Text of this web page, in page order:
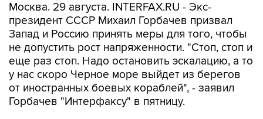
Москва. 29 августа. INTERFAX.RU - Экс-
президент СССР Михаил Горбачев призвал
Запад и Россию принять меры для того, чтобы
не допустить рост напряженности. "Стоп, стоп и
еще раз стоп. Надо остановить эскалацию, а то
у нас скоро Черное море выйдет из берегов
от иностранных боевых кораблей", - заявил
Горбачев "Интерфаксу" в пятницу.